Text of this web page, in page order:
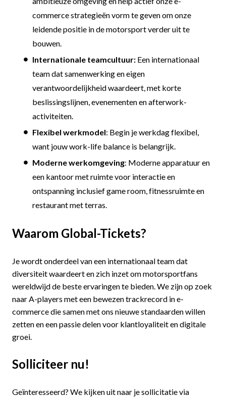
commerce strategieën vorm te geven om onze
leidende positie in de motorsport verder uit te
bouwen.
Internationale teamcultuur: Een internationaal
team dat samenwerking en eigen
verantwoordelijkheid waardeert, met korte
beslissingslijnen, evenementen en afterwork-
activiteiten.
Flexibel werkmodel: Begin je werkdag flexibel,
want jouw work-life balance is belangrijk.
Moderne werkomgeving: Moderne apparatuur en
een kantoor met ruimte voor interactie en
ontspanning inclusief game room, fitnessruimte en
restaurant met terras.
Waarom Global-Tickets?
Je wordt onderdeel van een internationaal team dat
diversiteit waardeert en zich inzet om motorsportfans
wereldwijd de beste ervaringen te bieden. We zijn op zoek
naar A-players met een bewezen trackrecord in e-
commerce die samen met ons nieuwe standaarden willen
zetten en een passie delen voor klantloyaliteit en digitale
groei.
Solliciteer nu!
Geïnteresseerd? We kijken uit naar je sollicitatie via